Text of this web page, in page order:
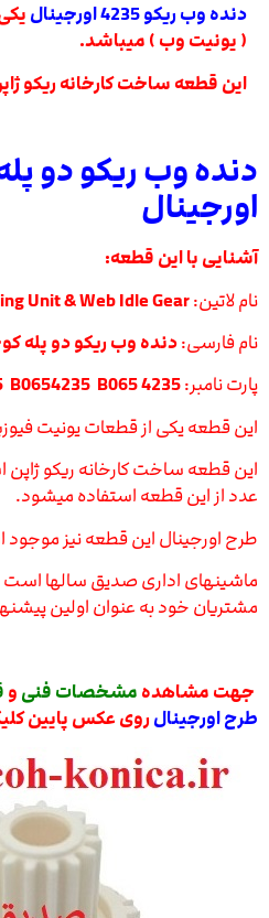
دنده وب ریکو 4235 اورجینال
( یونیت وب ) میباشد.
این قطعه ساخت کارخانه ریکو
اورجینال
آشنایی با این قطعه:
نام لاتین:Unit & Web Idle Gear
نام فارسی:دنده وب ریکو دو پله کوچک 4235
پارت نامبر:
این قطعه یکی از قطعات یونیت
این قطعه ساخت کارخانه ریکو
عدد از این قطعه استفاده میشود.
طرح اورجینال این قطعه نیز
ماشینهای اداری صدیق سالها است
مشتریان خود به عنوان اولین
جهت مشاهده مشخصات فنی و
طرح اورجینال روی عکس پایین